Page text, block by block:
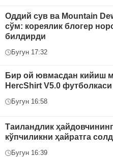
Оддий сув ва Mountain
сўм: кореялик блогер
билдирди
Бугун 17:32
Бир ой ювмасдан кийиш
HercShirt V5.0
Бугун 16:58
Таиландлик
кўпчиликни ҳайратга
Бугун 16:39